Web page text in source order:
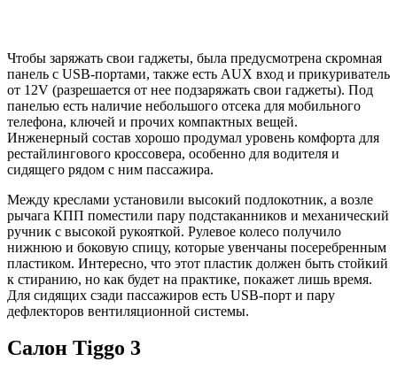
Чтобы заряжать свои гаджеты, была предусмотрена скромная
панель с USB-портами, также есть AUX вход и прикуриватель
от 12V (разрешается от нее подзаряжать свои гаджеты). Под
панелью есть наличие небольшого отсека для мобильного
телефона, ключей и прочих компактных вещей.
Инженерный состав хорошо продумал уровень комфорта для
рестайлингового кроссовера, особенно для водителя и
сидящего рядом с ним пассажира.
Между креслами установили высокий подлокотник, а возле
рычага КПП поместили пару подстаканников и механический
ручник с высокой рукояткой. Рулевое колесо получило
нижнюю и боковую спицу, которые увенчаны посеребренным
пластиком. Интересно, что этот пластик должен быть стойкий
к стиранию, но как будет на практике, покажет лишь время.
Для сидящих сзади пассажиров есть USB-порт и пару
дефлекторов вентиляционной системы.
Салон Tiggo 3